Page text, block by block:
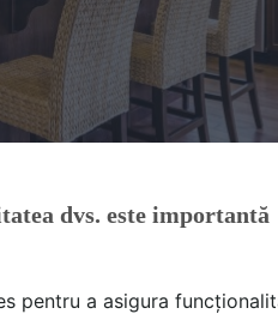
dvs. este importantă
pentru a asigura